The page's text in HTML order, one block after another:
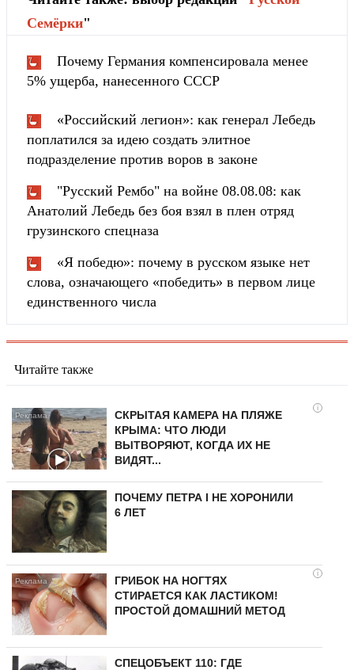
Cемёрки"
Почему Германия компенсировала менее
5% ущерба, нанесенного СССР
«Российский легион»: как генерал Лебедь
поплатился за идею создать элитное
подразделение против воров в законе
"Русский Рембо" на войне 08.08.08: как
Анатолий Лебедь без боя взял в плен отряд
грузинского спецназа
«Я победю»: почему в русском языке нет
слова, означающего «победить» в первом лице
единственного числа
Читайте также
i
СКРЫТАЯ КАМЕРА НА ПЛЯЖЕ
КРЫМА: ЧТО ЛЮДИ
ВЫТВОРЯЮТ, КОГДА ИХ НЕ
ВИДЯТ...
ПОЧЕМУ ПЕТРА I НЕ ХОРОНИЛИ
6 ЛЕТ
i
ГРИБОК НА НОГТЯХ
СТИРАЕТСЯ КАК ЛАСТИКОМ!
ПРОСТОЙ ДОМАШНИЙ МЕТОД
СПЕЦОБЪЕКТ 110: ГДЕ